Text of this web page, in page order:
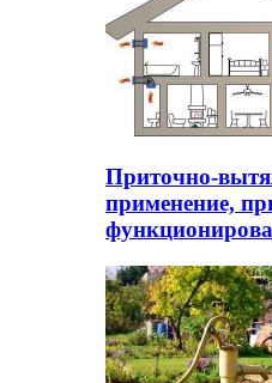
Приточно-
применение,